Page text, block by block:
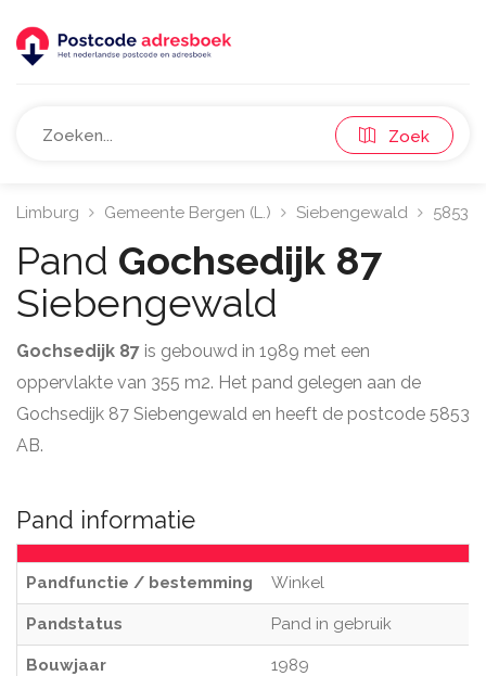
Zoek
Limburg Gemeente Bergen (L.) Siebengewald 5853
Pand Gochsedijk 87
Siebengewald
Gochsedijk 87 is gebouwd in 1989 met een
oppervlakte van 355 m2. Het pand gelegen aan de
Gochsedijk 87 Siebengewald en heeft de postcode 5853
AB.
Pand informatie
Pandfunctie / bestemming Winkel
Pandstatus Pand in gebruik
Bouwjaar 1989